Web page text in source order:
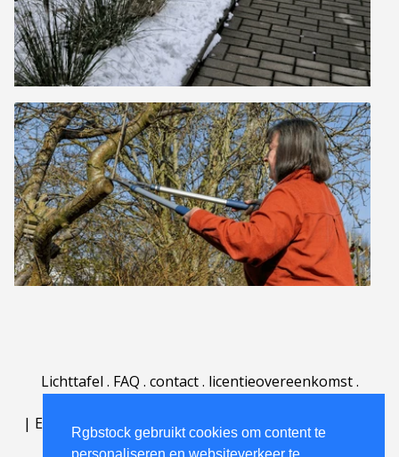
Rgbstock gebruikt cookies om content te
Lichttafel . FAQ . contact. licentieovereenkomst.
| English | Deutsch Español | Português
Nederlands|